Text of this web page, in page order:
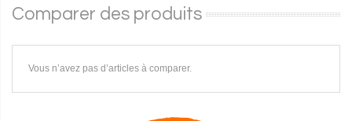
Comparer des produits
Vous n’avez pas d’articles à comparer.